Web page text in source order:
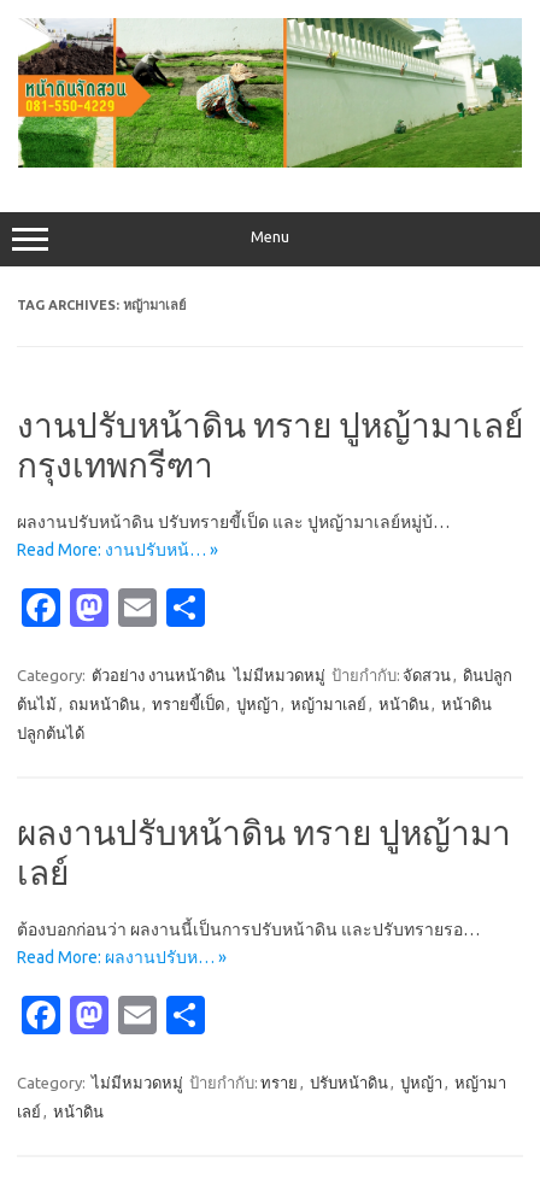
content
Menu
TAG ARCHIVES: หญ้ามาเลย์
งานปรับหน้าดิน ทราย ปูหญ้ามาเลย์
กรุงเทพกรีฑา
ผลงานปรับหน้าดิน ปรับทรายขี้เป็ด และ ปูหญ้ามาเลย์หมู่บ้…
Read More: งานปรับหน้… »
Fa
e
b
k
M
t
o
n
E
ail ar
e
Category: ตัวอย่าง งานหน้าดิน ไม่มีหมวดหมู่ ป้ายกำกับ: จัดสวน
ดินปลูก
ต้นไม้
ถมหน้าดิน ทรายขี้เป็ด ปูหญ้า หญ้ามาเลย์ หน้าดิน
หน้าดิน
ปลูกต้นได้
ผลงานปรับหน้าดิน ทราย ปูหญ้ามา
เลย์
ต้องบอกก่อนว่า ผลงานนี้เป็นการปรับหน้าดิน และปรับทรายรอ…
Read More: ผลงานปรับห… »
Fa
e
b
M
t
E
ail ar
Category: ไม่มีหมวดหมู่ ป้ายกำกับ: ทราย ปรับหน้าดิน ปูหญ้า
หญ้ามา
เลย์
หน้าดิน